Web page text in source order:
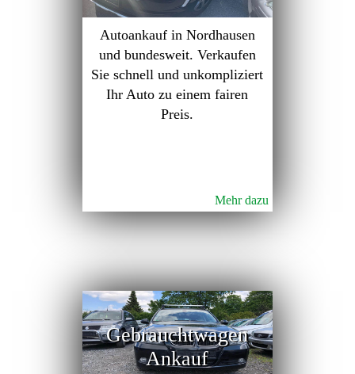
Autoankauf in Nordhausen
und bundesweit. Verkaufen
Sie schnell und unkompliziert
Ihr Auto zu einem fairen
Preis.
Mehr dazu
Gebrauchtwagen
Ankauf